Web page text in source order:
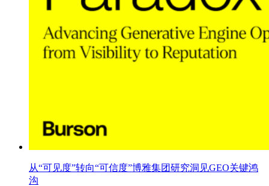
从“可见度”转向“可信度”博雅集团研究洞见GEO关键鸿
沟